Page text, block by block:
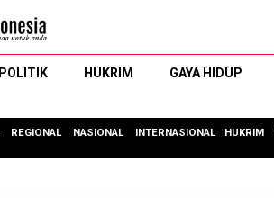
POLITIK HUKRIM GAYA HIDUP
REGIONAL NASIONAL INTERNASIONAL HUKRIM